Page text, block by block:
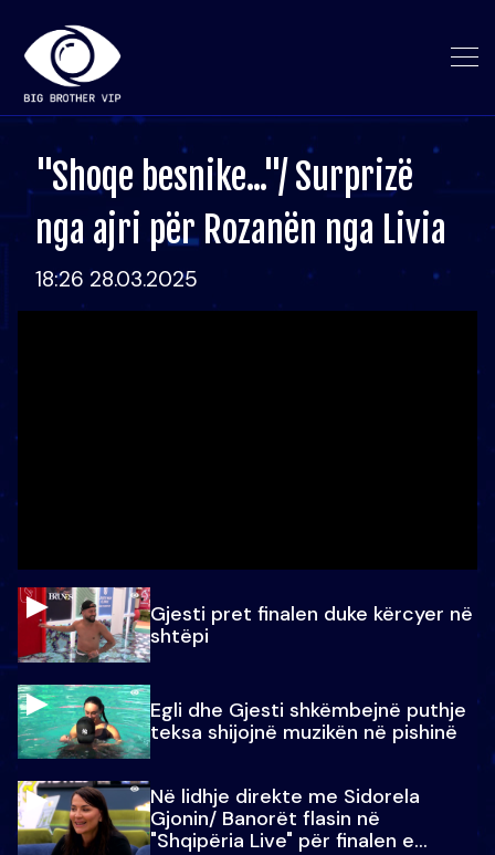
"Shoqe besnike..."/ Surprizë
nga ajri për Rozanën nga Livia
18:26 28.03.2025
Gjesti pret finalen duke kërcyer në
shtëpi
Egli dhe Gjesti shkëmbejnë puthje
teksa shijojnë muzikën në pishinë
Në lidhje direkte me Sidorela
Gjonin/ Banorët flasin në
"Shqipëria Live" për finalen e